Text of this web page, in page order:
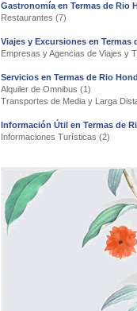
Gastronomía en Termas de Rio
Restaurantes (7)
Viajes y Excursiones en Termas
Empresas y Agencias de Viajes y
Servicios en Termas de Rio
Alquiler de Omnibus (1)
Transportes de Media y Larga
Información Útil en Termas de
Informaciones Turísticas (2)